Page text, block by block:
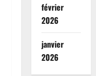
février
2026
janvier
2026